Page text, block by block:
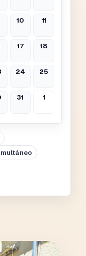
10 11
17 18
24 25
31 1